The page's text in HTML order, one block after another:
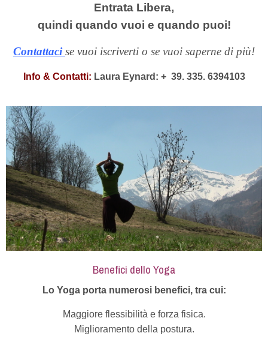
Entrata Libera,
quindi quando vuoi e quando puoi!
Contattaci se vuoi iscriverti o se vuoi saperne di più!
Info & Contatti: Laura Eynard: + 39. 335. 6394103
Benefici dello Yoga
Lo Yoga porta numerosi benefici, tra cui:
Maggiore flessibilità e forza fisica.
Miglioramento della postura.